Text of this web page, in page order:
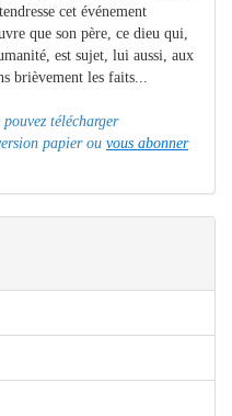
cet événement
que son père, ce dieu qui,
est sujet, lui aussi, aux
brièvement les faits...
télécharger
papier ou vous abonner